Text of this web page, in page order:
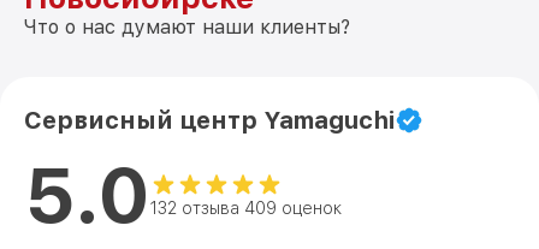
Что о нас думают наши клиенты?
Сервисный центр Yamaguchi
5.0 132 отзыва 409 оценок